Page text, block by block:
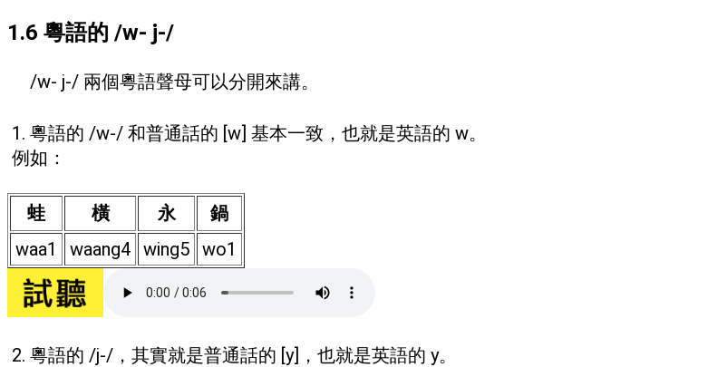
1.6 粵語的 /w- j-/
/w- j-/ 兩個粵語聲母可以分開來講。
1. 粵語的 /w-/ 和普通話的 [w] 基本一致，也就是英語的 w。
例如：
蛙 橫 永
鍋
waa1
waang4 wing5 wo1
2. 粵語的 /j-/，其實就是普通話的 [y]，也就是英語的 y。